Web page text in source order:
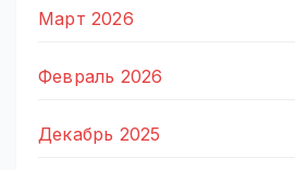
Март 2026
Февраль 2026
Декабрь 2025